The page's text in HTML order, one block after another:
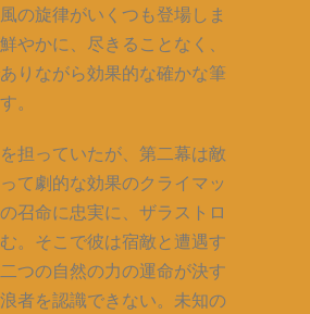
の旋律がいくつも登場しま
やかに、尽きることなく、
りながら効果的な確かな筆
。
担っていたが、第二幕は敵
て劇的な効果のクライマッ
召命に忠実に、ザラストロ
。そこで彼は宿敵と遭遇す
つの自然の力の運命が決す
者を認識できない。未知の